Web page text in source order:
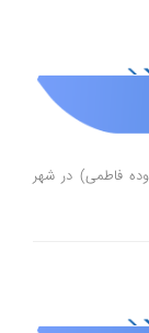
دخترانه(غیر دولتی)در منطقه 6(محدوده فاطمی) در شهر